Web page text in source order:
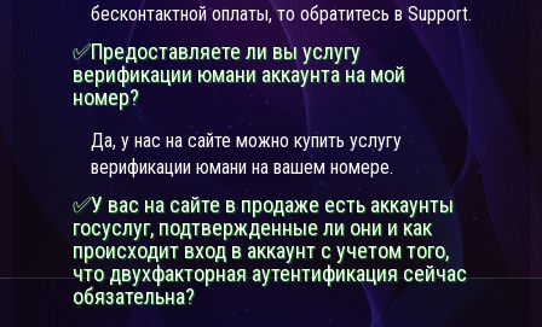
бесконтактной оплаты, то обратитесь в Support.
✅Предоставляете ли вы услугу
верификации юмани аккаунта на мой
номер?
Да, у нас на сайте можно купить услугу
верификации юмани на вашем номере.
✅У вас на сайте в продаже есть аккаунты
госуслуг, подтвержденные ли они и как
происходит вход в аккаунт с учетом того,
что двухфакторная аутентификация сейчас
обязательна?